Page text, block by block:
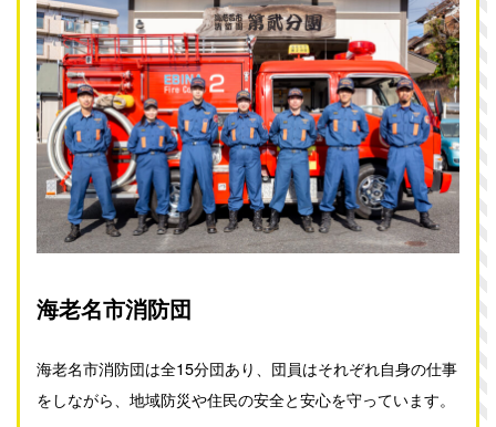
海老名市消防団
海老名市消防団は全15分団あり、団員はそれぞれ自身の仕事
をしながら、地域防災や住民の安全と安心を守っています。